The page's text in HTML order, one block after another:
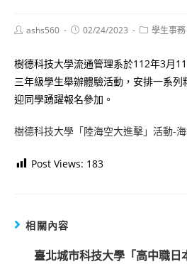
Postashs560
Post02/24/2023
Post學生事務
樹德科技大學流通管理系於112年3月
三年級學生舉辦體驗活動，安排一系
迎同學踴躍報名參加。
樹德科技大學「陸海空大進擊」活動-
Post Views: 183
相關內容
臺北城市科技大學「高中職日